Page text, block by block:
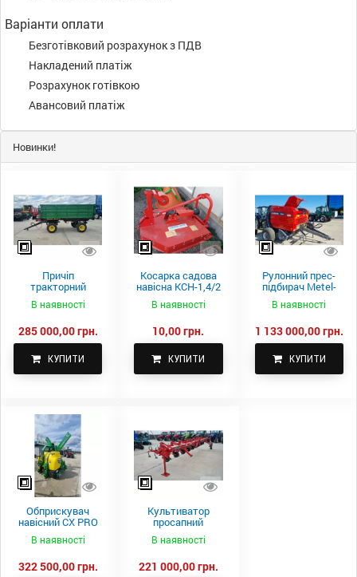
Варіанти оплати
Безготівковий розрахунок з ПДВ
Накладений платіж
Розрахунок готівкою
Авансовий платіж
Новинки!
Причіп
тракторний
самоскидний
Spike 2 ПТС-4
В наявності
285 000,00 грн.
КУПИТИ
Косарка садова
навісна КСН-1,4/2
В наявності
10,00 грн.
КУПИТИ
Рулонний прес-
підбирач Metel-
Fach Z 587
В наявності
1 133 000,00 грн.
КУПИТИ
Обприскувач
навісний CX PRO
В наявності
322 500,00 грн.
Культиватор
просапний
КПН-5,6-05
В наявності
221 000,00 грн.